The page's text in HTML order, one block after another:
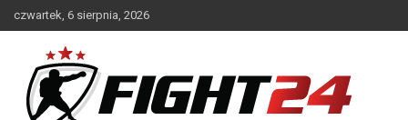
to
czwartek, 6 sierpnia, 2026